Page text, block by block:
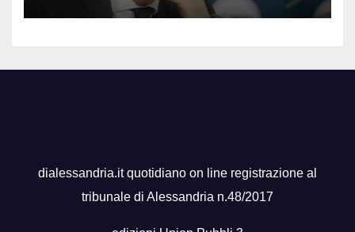
dialessandria.it quotidiano on line registrazione al
tribunale di Alessandria n.48/2017